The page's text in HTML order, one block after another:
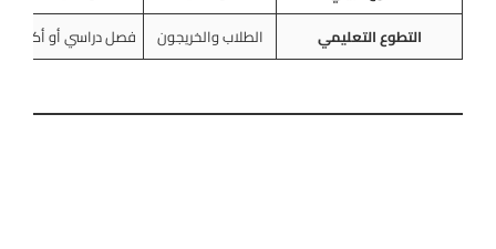
التطوع التعليمي
الطلاب والخريجون فصل دراسي أو أكثر